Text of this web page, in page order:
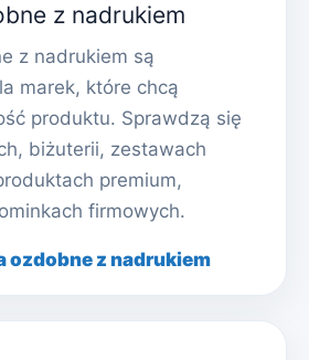
z nadrukiem
z nadrukiem są
marek, które chcą
produktu. Sprawdzą się
biżuterii, zestawach
premium,
firmowych.
ozdobne z nadrukiem